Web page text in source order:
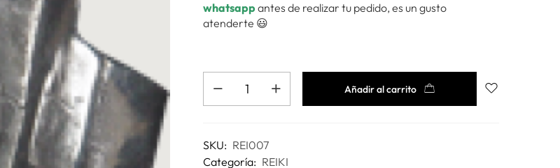
whatsapp antes de realizar tu pedido, es un gusto
atenderte 😃
Añadir al carrito
SKU: REI007
Categoría: REIKI